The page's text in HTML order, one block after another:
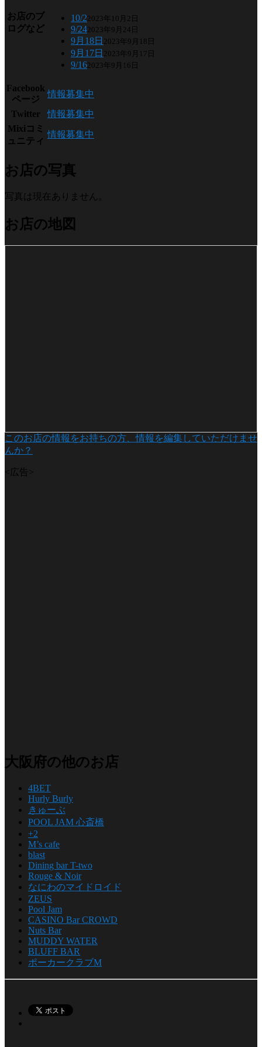
お店のブ
ログなど
10/22023年10月2日
9/242023年9月24日
9月18日 2023年9月18日
9月17日 2023年9月17日
9/162023年9月16日
Facebook
ページ
情報募集中
Twitter
情報募集中
Mixiコミ
ュニティ
情報募集中
お店の写真
写真は現在ありません。
お店の地図
このお店の情報をお持ちの方、情報を編集していただけませ
んか？
<広告>
大阪府の他のお店
4BET
Hurly Burly
きゅーぶ
POOL JAM 心斎橋
+2
M’s cafe
blast
Dining bar T-two
Rouge & Noir
なにわのマイドロイド
ZEUS
Pool Jam
CASINO Bar CROWD
Nuts Bar
MUDDY WATER
BLUFF BAR
ポーカークラブM